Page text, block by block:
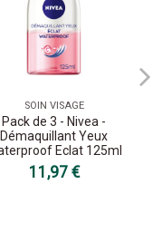
SOIN VISAGE
Pack de 3 - Nivea -
Démaquillant Yeux
Eclat 125ml
11,97 €